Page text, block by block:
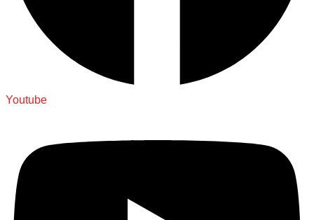
Youtube